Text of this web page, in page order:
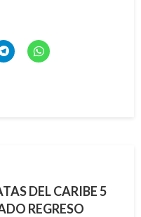
DEL CARIBE 5
REGRESO